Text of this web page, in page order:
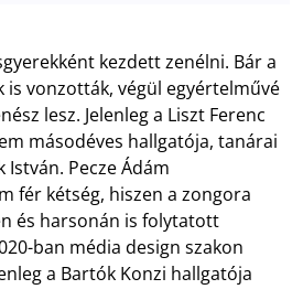
kezdett zenélni. Bár a
is vonzották, végül egyértelművé
lesz. Jelenleg a Liszt Ferenc
másodéves hallgatója, tanárai
István. Pecze Ádám
fér kétség, hiszen a zongora
és harsonán is folytatott
ban média design szakon
a Bartók Konzi hallgatója